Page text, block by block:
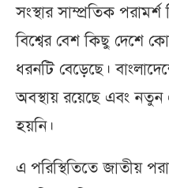
সংস্থার সাম্প্রতিক
বিশ্বের বেশ কিছু দেশে
ধরনটি বেড়েছে।
অবস্থায় রয়েছে এবং
হয়নি।
এ পরিস্থিতিতে জাতীয়